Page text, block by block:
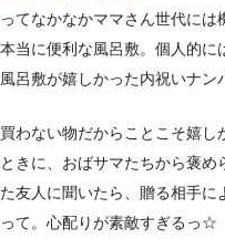
てなかなかママさん世代には
当に便利な風呂敷。個人的に
呂敷が嬉しかった内祝いナン
わない物だからことこそ嬉し
きに、おばサマたちから褒め
友人に聞いたら、贈る相手に
て。心配りが素敵すぎるっ☆